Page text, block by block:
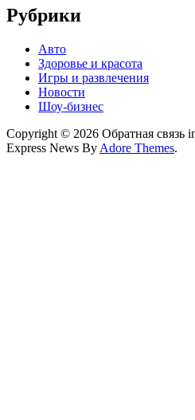
Рубрики
Авто
Здоровье и красота
Игры и развлечения
Новости
Шоу-бизнес
Copyright © 2026 Обратная связь
Express News By Adore Themes.